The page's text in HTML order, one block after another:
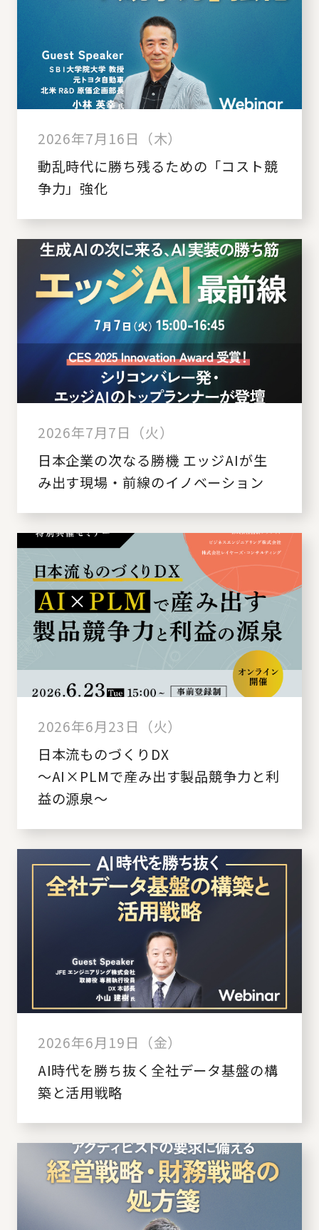
2026年7月16日（木）
動乱時代に勝ち残るための「コスト競
争力」強化
2026年7月7日（火）
日本企業の次なる勝機 エッジAIが生
み出す現場・前線のイノベーション
2026年6月23日（火）
日本流ものづくりDX
～AI×PLMで産み出す製品競争力と利
益の源泉～
2026年6月19日（金）
AI時代を勝ち抜く全社データ基盤の構
築と活用戦略